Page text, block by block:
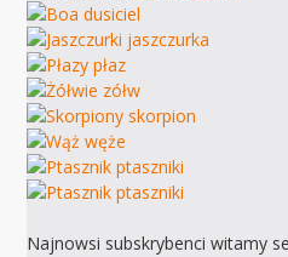
Najnowsi subskrybenci witamy